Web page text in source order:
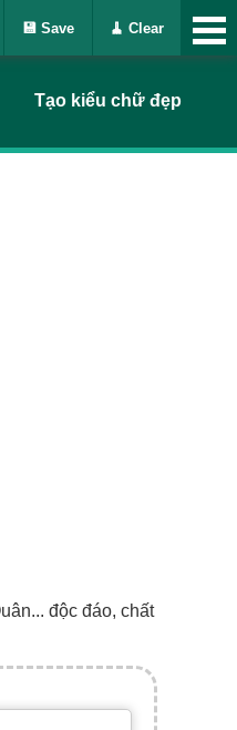
Tạo kiểu chữ đẹp
độc đáo, chất
💾 Save 🧹 Clear